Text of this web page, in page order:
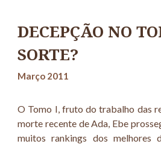
DECEPÇÃO NO
SORTE?
Março 2011
O Tomo I, fruto do trabalho das
morte recente de Ada, Ebe
muitos rankings dos melhores